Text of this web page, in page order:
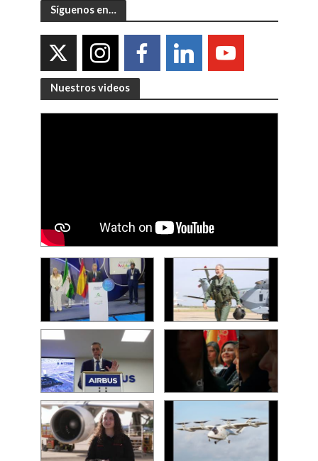
Síguenos en…
Nuestros videos